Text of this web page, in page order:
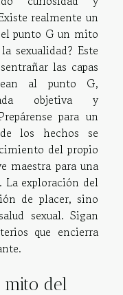
realmente un
punto G un mito
sexualidad? Este
las capas
al punto G,
objetiva y
para un
los hechos se
del propio
maestra para una
La exploración del
de placer, sino
sexual. Sigan
que encierra
del